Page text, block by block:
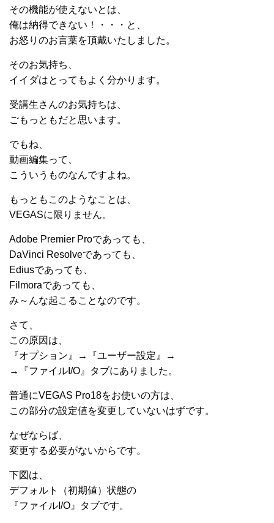
その機能が使えないとは、
俺は納得できない！・・・と、
お怒りのお言葉を頂戴いたしました。
そのお気持ち、
イイダはとってもよく分かります。
受講生さんのお気持ちは、
ごもっともだと思います。
でもね、
動画編集って、
こういうものなんですよね。
もっともこのようなことは、
VEGASに限りません。
Adobe Premier Proであっても、
DaVinci Resolveであっても、
Ediusであっても、
Filmoraであっても、
み～んな起こることなのです。
さて、
この原因は、
『オプション』→『ユーザー設定』→
→『ファイルI/O』タブにありました。
普通にVEGAS Pro18をお使いの方は、
この部分の設定値を変更していないはずです。
なぜならば、
変更する必要がないからです。
下図は、
デフォルト（初期値）状態の
『ファイルI/O』タブです。